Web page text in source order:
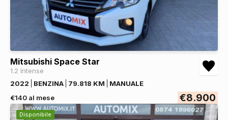
Mitsubishi Space Star
1.2 Intense
2022
BENZINA 79.818 KM
MANUALE
€140 al mese
€8.900
Disponibile